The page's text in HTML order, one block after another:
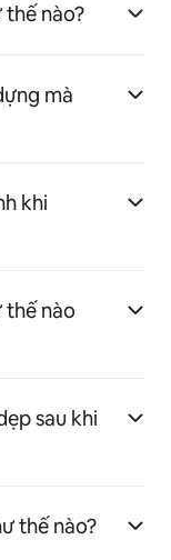
thế nào?
mà
khi
thế nào
sau khi
thế nào?